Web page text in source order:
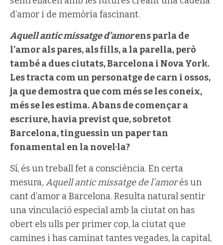
d’amor i de memòria fascinant.
Aquell antic missatge d’amorens parla de
l’amor als pares, als fills, a la parella, però
també a dues ciutats, Barcelona i Nova York.
Les tracta com un personatge de carn i ossos,
ja que demostra que com més se les coneix,
més se les estima. Abans de començar a
escriure, havia previst que, sobretot
Barcelona, tinguessin un paper tan
fonamental en la novel·la?
Sí, és un treball fet a consciència. En certa
mesura, Aquell antic missatge de l’amorés un
cant d’amor a Barcelona. Resulta natural sentir
una vinculació especial amb la ciutat on has
obert els ulls per primer cop, la ciutat que
camines i has caminat tantes vegades, la capital,